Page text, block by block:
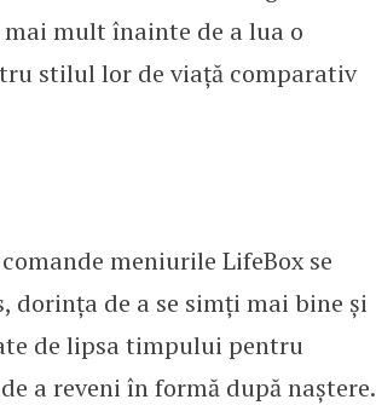
mult înainte de a lua o
stilul lor de viață comparativ
meniurile LifeBox se
dorința de a se simți mai bine și
de lipsa timpului pentru
a reveni în formă după naștere.